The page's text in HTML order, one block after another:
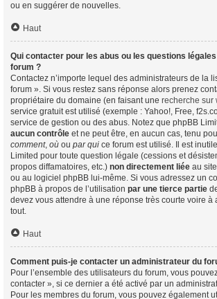
ou en suggérer de nouvelles.
Haut
Qui contacter pour les abus ou les questions
forum ?
Contactez n’importe lequel des administrateurs de la
forum ». Si vous restez sans réponse alors prenez
propriétaire du domaine (en faisant une recherche sur
service gratuit est utilisé (exemple : Yahoo!, Free,
service de gestion ou des abus. Notez que phpBB
aucun contrôle et ne peut être, en aucun cas, tenu
comment, où ou par qui ce forum est utilisé. Il est
Limited pour toute question légale (cessions et
propos diffamatoires, etc.) non directement liée au
ou au logiciel phpBB lui-même. Si vous adressez un
phpBB à propos de l’utilisation par une tierce partie
devez vous attendre à une réponse très courte voire à
tout.
Haut
Comment puis-je contacter un administrateur du
Pour l’ensemble des utilisateurs du forum, vous
contacter », si ce dernier a été activé par un
Pour les membres du forum, vous pouvez également